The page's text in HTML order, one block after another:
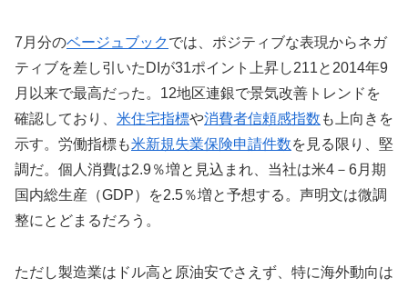
7月分のベージュブックでは、ポジティブな表現からネガ
ティブを差し引いたDIが31ポイント上昇し211と2014年9
月以来で最高だった。12地区連銀で景気改善トレンドを
確認しており、 米住宅指標や消費者信頼感指数 も上向きを
示す。労働指標も米新規失業保険申請件数を見る限り、堅
調だ。個人消費は2.9％増と見込まれ、当社は米4－6月期
国内総生産（GDP）を2.5％増と予想する。声明文は微調
整にとどまるだろう。
ただし製造業はドル高と原油安でさえず、特に海外動向は